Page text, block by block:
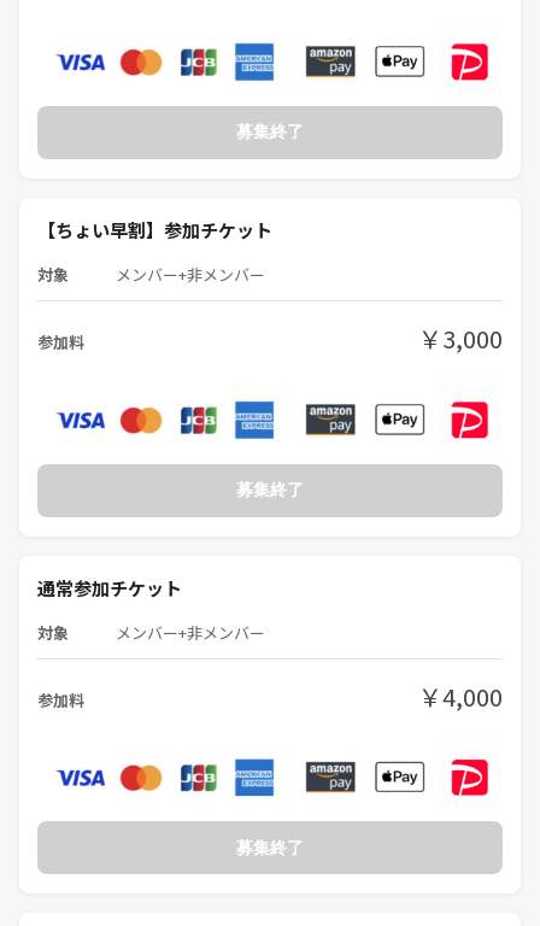
好きな作品遊び放題！
～オーナーより～
「来てくれたみんなが一度きりのご縁じゃなくて、みんなが友達になっ
てくれることを願っています」
--------------------------
PITMILってこんなところ！
https://www.youtube.com/watch?v=ozZoU_3B3Yg
⭐PITMILが開催している6つのイベント⭐
《URL削除》
募集終了
【ちょい早割】参加チケット
対象 メンバー+非メンバー
参加料 ￥3,000
募集終了
通常参加チケット
対象 メンバー+非メンバー
参加料 ￥4,000
募集終了